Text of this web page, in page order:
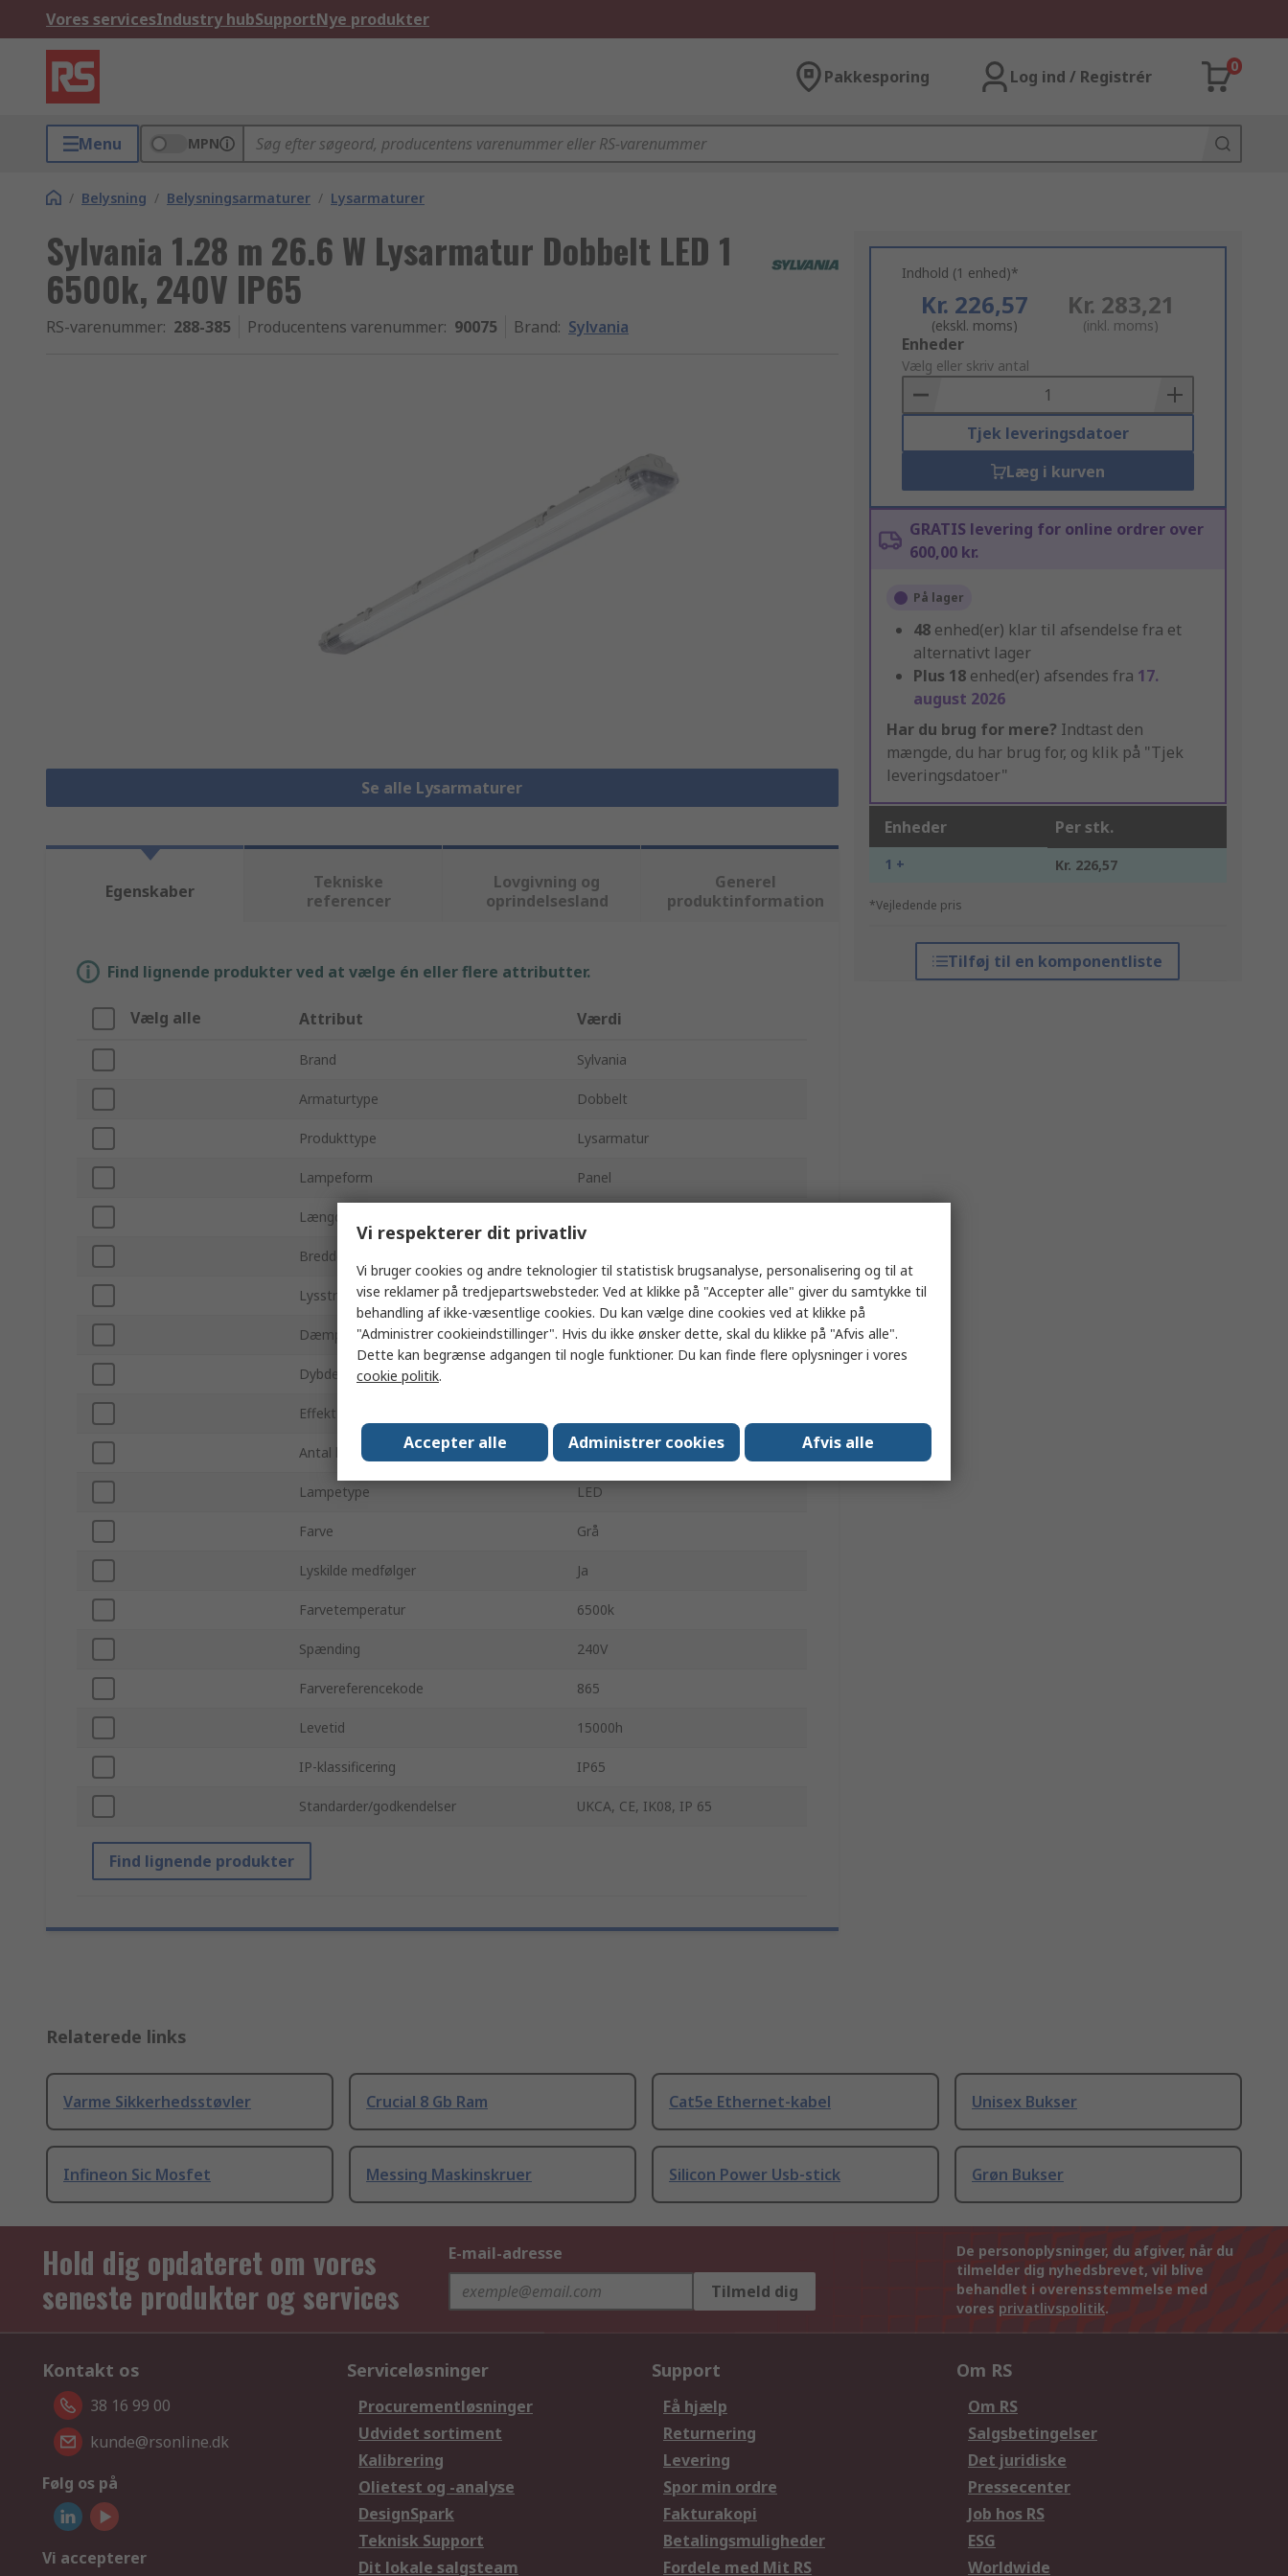
Vores servicesIndustry hubSupportNye produkter
Pakkesporing Log ind / Registrér
0
Menu MPN
/ Belysning / Belysningsarmaturer / Lysarmaturer
Sylvania 1.28 m 26.6 W Lysarmatur Dobbelt LED 1
6500k, 240V IP65
RS-varenummer: 288-385 Producentens varenummer: 90075 Brand: Sylvania
Se alle Lysarmaturer
Indhold (1 enhed)*
Kr. 226,57
(ekskl. moms)
Kr. 283,21
(inkl. moms)
Add
to
Basket
Enheder
Vælg eller skriv antal
Tjek leveringsdatoer
Læg i kurven
GRATIS levering for online ordrer over
600,00 kr.
På lager
48 enhed(er) klar til afsendelse fra et
alternativt lager
Plus 18 enhed(er) afsendes fra 17.
august 2026
Har du brug for mere? Indtast den
mængde, du har brug for, og klik på "Tjek
leveringsdatoer"
Enheder Per stk.
1 + Kr. 226,57
*Vejledende pris
Tilføj til en komponentliste
Egenskaber
Tekniske
referencer
Lovgivning og
oprindelsesland
Generel
produktinformation
Find lignende produkter ved at vælge én eller flere attributter.
Vælg alle Attribut Værdi
Brand Sylvania
Armaturtype Dobbelt
Produkttype Lysarmatur
Lampeform Panel
Længde
Bredde
Lysstrøm 3100lm
Dæmpbar Nej
Dybde
Effekt
Antal lyskilder 1
Lampetype LED
Farve Grå
Lyskilde medfølger Ja
Farvetemperatur 6500k
Spænding 240V
Farvereferencekode 865
Levetid 15000h
IP-klassificering IP65
Standarder/godkendelser UKCA, CE, IK08, IP 65
Find lignende produkter
Relaterede links
Varme Sikkerhedsstøvler Crucial 8 Gb Ram Cat5e Ethernet-kabel Unisex Bukser
Infineon Sic Mosfet Messing Maskinskruer Silicon Power Usb-stick Grøn Bukser
Hold dig opdateret om vores
seneste produkter og services
E-mail-adresse
Tilmeld dig
De personoplysninger, du afgiver, når du
tilmelder dig nyhedsbrevet, vil blive
behandlet i overensstemmelse med
vores privatlivspolitik.
Kontakt os
38 16 99 00
kunde@rsonline.dk
Følg os på
Vi accepterer
Serviceløsninger
Procurementløsninger
Udvidet sortiment
Kalibrering
Olietest og -analyse
DesignSpark
Teknisk Support
Dit lokale salgsteam
Support
Få hjælp
Returnering
Levering
Spor min ordre
Fakturakopi
Betalingsmuligheder
Fordele med Mit RS
Om RS
Om RS
Salgsbetingelser
Det juridiske
Pressecenter
Job hos RS
ESG
Worldwide
Vi respekterer dit privatliv
Vi bruger cookies og andre teknologier til statistisk brugsanalyse, personalisering og til at
vise reklamer på tredjepartswebsteder. Ved at klikke på "Accepter alle" giver du samtykke til
behandling af ikke-væsentlige cookies. Du kan vælge dine cookies ved at klikke på
"Administrer cookieindstillinger". Hvis du ikke ønsker dette, skal du klikke på "Afvis alle".
Dette kan begrænse adgangen til nogle funktioner. Du kan finde flere oplysninger i vores
cookie politik.
Accepter alle Administrer cookies Afvis alle